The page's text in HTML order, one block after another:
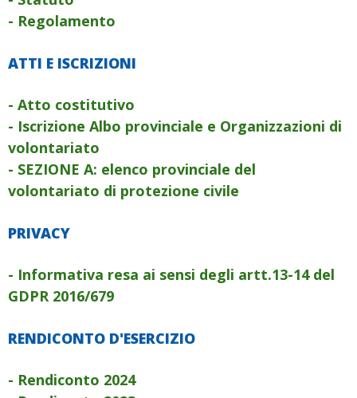
- Regolamento
ATTI E ISCRIZIONI
- Atto costitutivo
- Iscrizione Albo provinciale e Organizzazioni di
volontariato
- SEZIONE A: elenco provinciale del
volontariato di protezione civile
PRIVACY
- Informativa resa ai sensi degli artt.13-14 del
GDPR 2016/679
RENDICONTO D'ESERCIZIO
- Rendiconto 2024